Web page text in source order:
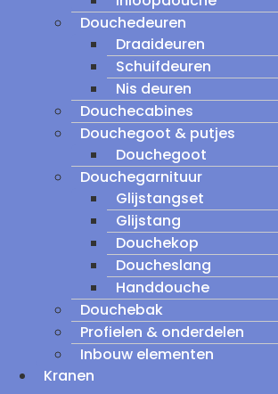
Douchedeuren
Draaideuren
Schuifdeuren
Nis deuren
Douchecabines
Douchegoot & putjes
Douchegoot
Douchegarnituur
Glijstangset
Glijstang
Douchekop
Doucheslang
Handdouche
Douchebak
Profielen & onderdelen
Inbouw elementen
Kranen